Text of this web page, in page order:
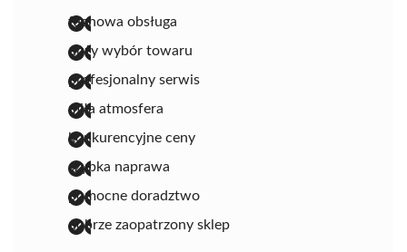
fachowa obsługa
duży wybór towaru
profesjonalny serwis
miła atmosfera
konkurencyjne ceny
szybka naprawa
pomocne doradztwo
dobrze zaopatrzony sklep